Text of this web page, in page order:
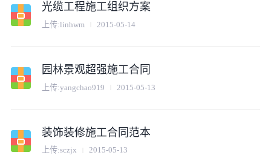
光缆工程施工组织方案
上传:linhwm 2015-05-14
园林景观超强施工合同
上传:yangchao919 2015-05-13
装饰装修施工合同范本
上传:sczjx 2015-05-13